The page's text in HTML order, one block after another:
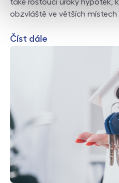
také rostoucí úroky hypoték,
obzvláště ve větších místech
Číst dále